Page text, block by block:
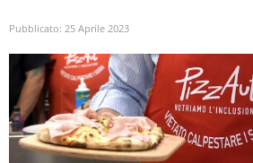
Pubblicato: 25 Aprile 2023